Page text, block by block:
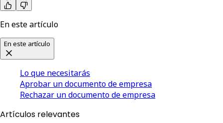
En este artículo
En este artículo
Lo que necesitarás
Aprobar un documento de empresa
Rechazar un documento de empresa
Artículos relevantes